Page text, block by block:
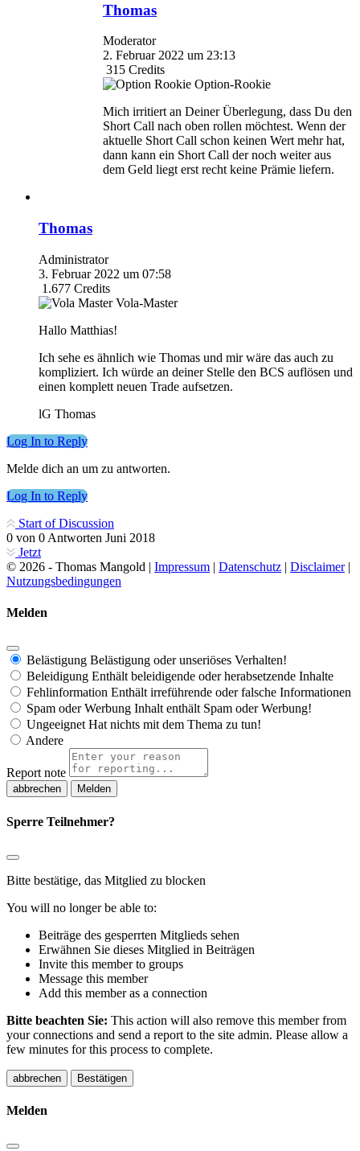
Thomas
Moderator
2. Februar 2022 um 23:13
315 Credits
Option-Rookie
Mich irritiert an Deiner Überlegung, dass Du den
Short Call nach oben rollen möchtest. Wenn der
aktuelle Short Call schon keinen Wert mehr hat,
dann kann ein Short Call der noch weiter aus
dem Geld liegt erst recht keine Prämie liefern.
Thomas
Administrator
3. Februar 2022 um 07:58
1.677 Credits
Vola-Master
Hallo Matthias!
Ich sehe es ähnlich wie Thomas und mir wäre das auch zu
kompliziert. Ich würde an deiner Stelle den BCS auflösen und
einen komplett neuen Trade aufsetzen.
lG Thomas
Log In to Reply
Melde dich an um zu antworten.
Log In to Reply
Start of Discussion
0 von 0 Antworten Juni 2018
Jetzt
© 2026 - Thomas Mangold | Impressum | Datenschutz | Disclaimer|
Nutzungsbedingungen
Melden
Belästigung Belästigung oder unseriöses Verhalten!
Beleidigung Enthält beleidigende oder herabsetzende Inhalte
Fehlinformation Enthält irreführende oder falsche Informationen
Spam oder Werbung Inhalt enthält Spam oder Werbung!
Ungeeignet Hat nichts mit dem Thema zu tun!
Andere
Report note
Melden
Sperre Teilnehmer?
Bitte bestätige, das Mitglied zu blocken
You will no longer be able to:
Beiträge des gesperrten Mitglieds sehen
Erwähnen Sie dieses Mitglied in Beiträgen
Invite this member to groups
Message this member
Add this member as a connection
Bitte beachten Sie: This action will also remove this member from
your connections and send a report to the site admin. Please allow a
few minutes for this process to complete.
Bestätigen
Melden